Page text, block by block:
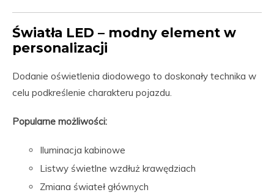
Światła LED – modny element w
personalizacji
Dodanie oświetlenia diodowego to doskonały technika w
celu podkreślenie charakteru pojazdu.
Popularne możliwości:
Iluminacja kabinowe
Listwy świetlne wzdłuż krawędziach
Zmiana świateł głównych